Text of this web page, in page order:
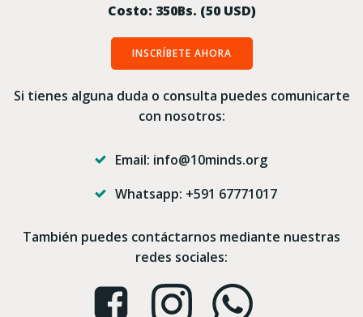
Costo: 350Bs. (50 USD)
INSCRÍBETE AHORA
Si tienes alguna duda o consulta puedes comunicarte
con nosotros:
Email: info@10minds.org
Whatsapp: +591 67771017
También puedes contáctarnos mediante nuestras
redes sociales: